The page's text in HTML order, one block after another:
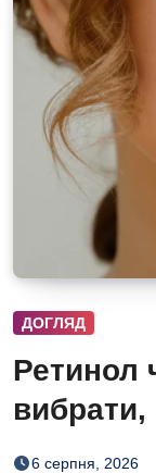
ДОГЛЯД
Ретинол
вибрати,
6 серпня, 2026